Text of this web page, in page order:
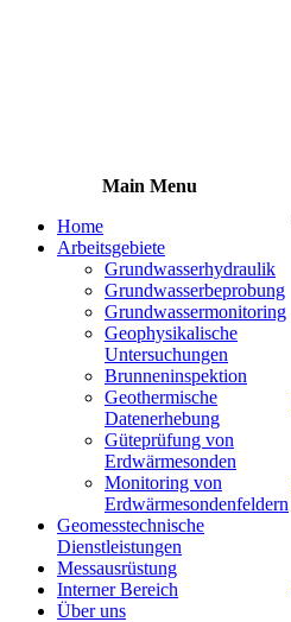
Main Menu
Home
Arbeitsgebiete
Grundwasserhydraulik
Grundwasserbeprobung
Grundwassermonitoring
Geophysikalische
Untersuchungen
Brunneninspektion
Geothermische
Datenerhebung
Güteprüfung von
Erdwärmesonden
Monitoring von
Erdwärmesondenfeldern
Geomesstechnische
Dienstleistungen
Messausrüstung
Interner Bereich
Über uns